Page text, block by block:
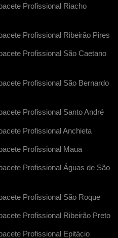
Profissional Riacho
Profissional Ribeirão Pires
Profissional São Caetano
Profissional São Bernardo
Profissional Santo André
Profissional Anchieta
Profissional Maua
Profissional Águas de São
Profissional São Roque
Profissional Ribeirão Preto
Profissional Epitácio